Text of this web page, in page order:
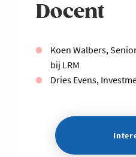
Docent
Koen Walbers,
bij LRM
Dries Evens,